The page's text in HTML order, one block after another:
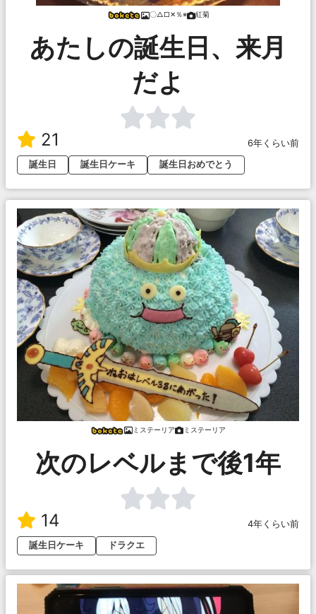
〇△□✕％※ 紅菊
あたしの誕生日、来月
だよ
21
6年くらい前
誕生日
誕生日ケーキ 誕生日おめでとう
ミステーリア ミステーリア
次のレベルまで後1年
14
4年くらい前
誕生日ケーキ
ドラクエ